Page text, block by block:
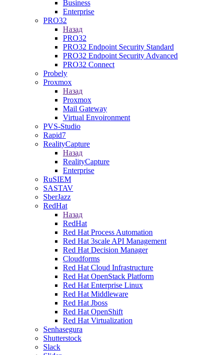
Business
Enterprise
PRO32
Назад
PRO32
PRO32 Endpoint Security Standard
PRO32 Endpoint Security Advanced
PRO32 Connect
Probely
Proxmox
Назад
Proxmox
Mail Gateway
Virtual Envoironment
PVS-Studio
Rapid7
RealityCapture
Назад
RealityCapture
Enterprise
RuSIEM
SASTAV
SberJazz
RedHat
Назад
RedHat
Red Hat Process Automation
Red Hat 3scale API Management
Red Hat Decision Manager
Cloudforms
Red Hat Cloud Infrastructure
Red Hat OpenStack Platform
Red Hat Enterprise Linux
Red Hat Middleware
Red Hat Jboss
Red Hat OpenShift
Red Hat Virtualization
Senhasegura
Shutterstock
Slack